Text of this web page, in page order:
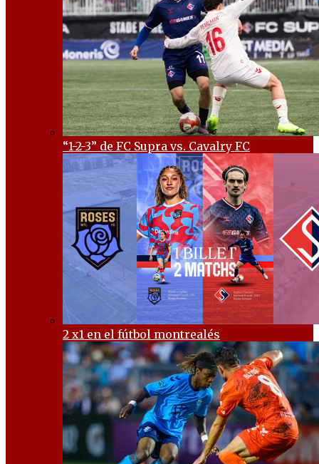
“1-2-3” de FC Supra vs. Cavalry FC
2 x1 en el fútbol montrealés